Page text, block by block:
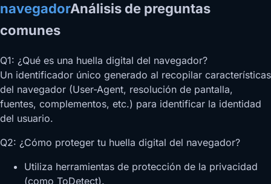
navegadorAnálisis de preguntas
comunes
Q1: ¿Qué es una huella digital del navegador?
Un identificador único generado al recopilar características
del navegador (User-Agent, resolución de pantalla,
fuentes, complementos, etc.) para identificar la identidad
del usuario.
Q2: ¿Cómo proteger tu huella digital del navegador?
Utiliza herramientas de protección de la privacidad
(como ToDetect).